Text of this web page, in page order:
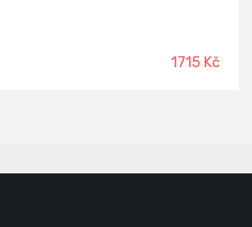
1715 Kč